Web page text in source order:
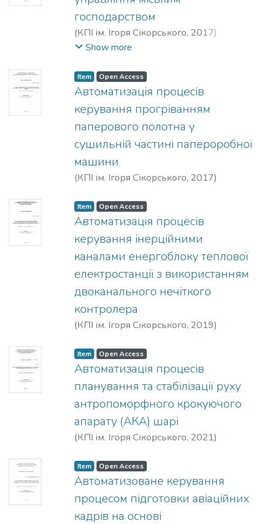
господарством
(КПІ ім. Ігоря Сікорського, 2017)
Губський, Андрій Миколайович
обчислювальної техніки
технічний університет України
«Київський політехнічний інститут імені
Ігоря Сікорського»
Show more
Item Open Access
Автоматизація процесів
керування прогріванням
паперового полотна у
сушильній частині папероробної
машини
(КПІ ім. Ігоря Сікорського, 2017)
Item Open Access
Автоматизація процесів
керування інерційними
каналами енергоблоку теплової
електростанції з використанням
двоканального нечіткого
контролера
(КПІ ім. Ігоря Сікорського, 2019)
Item Open Access
Автоматизація процесів
планування та стабілізації руху
антропоморфного крокуючого
апарату (АКА) шарі
(КПІ ім. Ігоря Сікорського, 2021)
Item Open Access
Автоматизоване керування
процесом підготовки авіаційних
кадрів на основі